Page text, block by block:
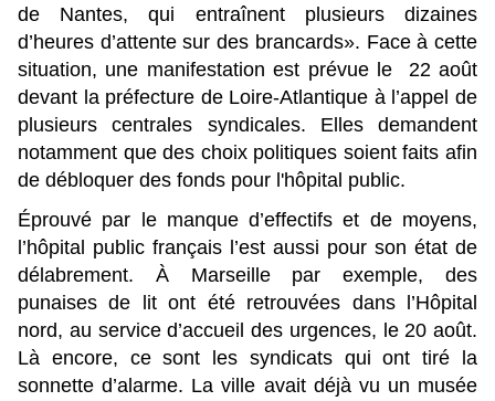
de Nantes, qui entraînent plusieurs dizaines
d’heures d’attente sur des brancards». Face à cette
situation, une manifestation est prévue le 22 août
devant la préfecture de Loire-Atlantique à l’appel de
plusieurs centrales syndicales. Elles demandent
notamment que des choix politiques soient faits afin
de débloquer des fonds pour l'hôpital public.
Éprouvé par le manque d’effectifs et de moyens,
l’hôpital public français l’est aussi pour son état de
délabrement. À Marseille par exemple, des
punaises de lit ont été retrouvées dans l’Hôpital
nord, au service d’accueil des urgences, le 20 août.
Là encore, ce sont les syndicats qui ont tiré la
sonnette d’alarme. La ville avait déjà vu un musée